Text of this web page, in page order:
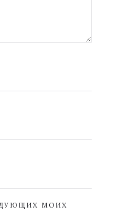
МОИХ